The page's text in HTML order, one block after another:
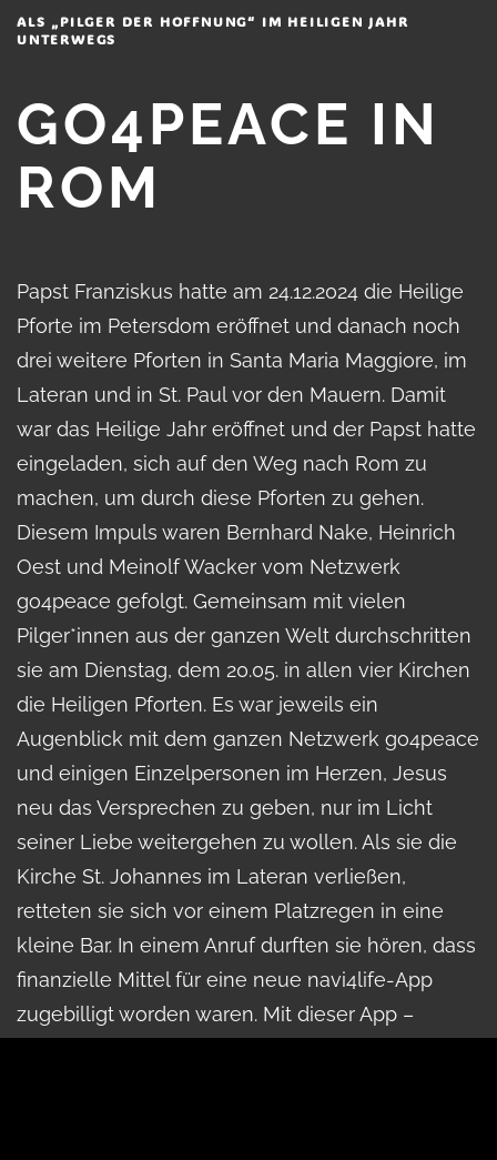
ALS „PILGER DER HOFFNUNG“ IM HEILIGEN JAHR
UNTERWEGS
GO4PEACE IN
ROM
Papst Franziskus hatte am 24.12.2024 die Heilige
Pforte im Petersdom eröffnet und danach noch
drei weitere Pforten in Santa Maria Maggiore, im
Lateran und in St. Paul vor den Mauern. Damit
war das Heilige Jahr eröffnet und der Papst hatte
eingeladen, sich auf den Weg nach Rom zu
machen, um durch diese Pforten zu gehen.
Diesem Impuls waren Bernhard Nake, Heinrich
Oest und Meinolf Wacker vom Netzwerk
go4peace gefolgt. Gemeinsam mit vielen
Pilger*innen aus der ganzen Welt durchschritten
sie am Dienstag, dem 20.05. in allen vier Kirchen
die Heiligen Pforten. Es war jeweils ein
Augenblick mit dem ganzen Netzwerk go4peace
und einigen Einzelpersonen im Herzen, Jesus
neu das Versprechen zu geben, nur im Licht
seiner Liebe weitergehen zu wollen. Als sie die
Kirche St. Johannes im Lateran verließen,
retteten sie sich vor einem Platzregen in eine
kleine Bar. In einem Anruf durften sie hören, dass
finanzielle Mittel für eine neue navi4life-App
zugebilligt worden waren. Mit dieser App –